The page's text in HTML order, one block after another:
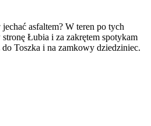
asfaltem? W teren po tych
Łubia i za zakrętem spotykam
Toszka i na zamkowy dziedziniec.